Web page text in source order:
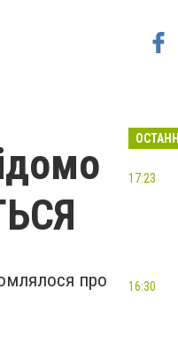
про
17:23
16:30